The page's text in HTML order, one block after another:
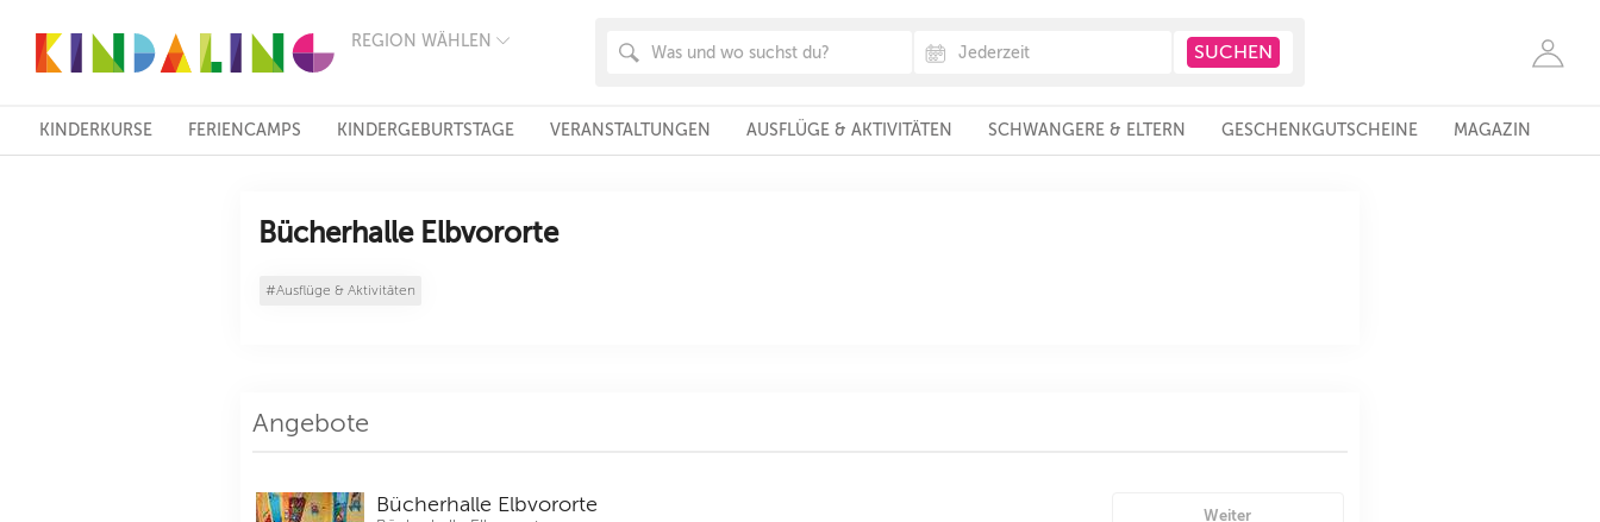
REGION WÄHLEN
FRANKFURT
KÖLN
ESSEN
HANNOVER
DRESDEN
KINDERKURSE FERIENCAMPS KINDERGEBURTSTAGE VERANSTALTUNGEN AUSFLÜGE & AKTIVITÄTEN SCHWANGERE & ELTERN GESCHENKGUTSCHEINE MAGAZIN
Bücherhalle Elbvororte
#Ausflüge & Aktivitäten
Angebote
Bücherhalle Elbvororte Weiter